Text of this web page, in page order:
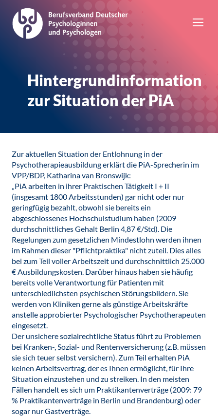
Hintergrundinformation
zur Situation der PiA
Zur aktuellen Situation der Entlohnung in der
Psychotherapieausbildung erklärt die PiA-Sprecherin im
VPP/BDP, Katharina van Bronswijk:
„PiA arbeiten in ihrer Praktischen Tätigkeit I + II
(insgesamt 1800 Arbeitsstunden) gar nicht oder nur
geringfügig bezahlt, obwohl sie bereits ein
abgeschlossenes Hochschulstudium haben (2009
durchschnittliches Gehalt Berlin 4,87 €/Std). Die
Regelungen zum gesetzlichen Mindestlohn werden ihnen
im Rahmen dieser "Pflichtpraktika" nicht zuteil. Dies alles
bei zum Teil voller Arbeitszeit und durchschnittlich 25.000
€ Ausbildungskosten. Darüber hinaus haben sie häufig
bereits volle Verantwortung für Patienten mit
unterschiedlichsten psychischen Störungsbildern. Sie
werden von Kliniken gerne als günstige Arbeitskräfte
anstelle approbierter Psychologischer Psychotherapeuten
eingesetzt.
Der unsichere sozialrechtliche Status führt zu Problemen
bei Kranken-, Sozial- und Rentenversicherung (z.B. müssen
sie sich teuer selbst versichern). Zum Teil erhalten PiA
keinen Arbeitsvertrag, der es Ihnen ermöglicht, für Ihre
Situation einzustehen und zu streiken. In den meisten
Fällen handelt es sich um Praktikantenverträge (2009: 79
% Praktikantenverträge in Berlin und Brandenburg) oder
sogar nur Gastverträge.